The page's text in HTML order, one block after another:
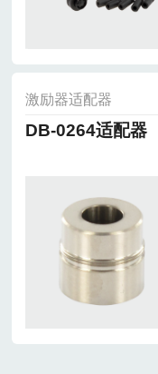
激励器适配器
DB-0264适配器